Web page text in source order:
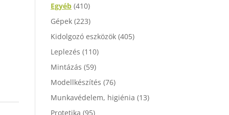
Egyéb (410)
Gépek (223)
Kidolgozó eszközök (405)
Leplezés (110)
Mintázás (59)
Modellkészítés (76)
Munkavédelem, higiénia (13)
Protetika (95)